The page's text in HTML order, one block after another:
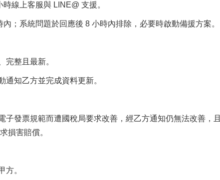
線上客服與 LINE@ 支援。
；系統問題於回應後 8 小時內排除，必要時啟動備援方案。
整且最新。
知乙方並完成資料更新。
發票規範而遭國稅局要求改善，經乙方通知仍無法改善，
損害賠償。
方。